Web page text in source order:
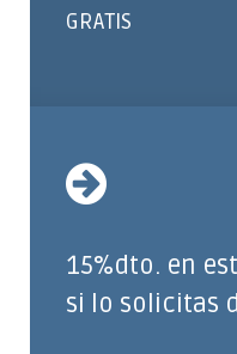
GRATIS
15%dto. en
si lo solicitas